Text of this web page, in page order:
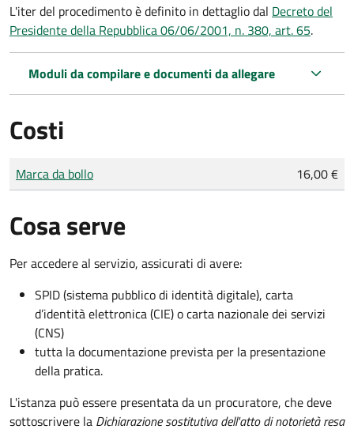
L'iter del procedimento è definito in dettaglio dal Decreto del
Presidente della Repubblica 06/06/2001, n. 380, art. 65.
Moduli da compilare e documenti da allegare
Costi
Tipo di pagamento
Importo
Marca da bollo 16,00 €
Cosa serve
Per accedere al servizio, assicurati di avere:
SPID (sistema pubblico di identità digitale), carta
d’identità elettronica (CIE) o carta nazionale dei servizi
(CNS)
tutta la documentazione prevista per la presentazione
della pratica.
L'istanza può essere presentata da un procuratore, che deve
sottoscrivere la Dichiarazione sostitutiva dell'atto di notorietà resa